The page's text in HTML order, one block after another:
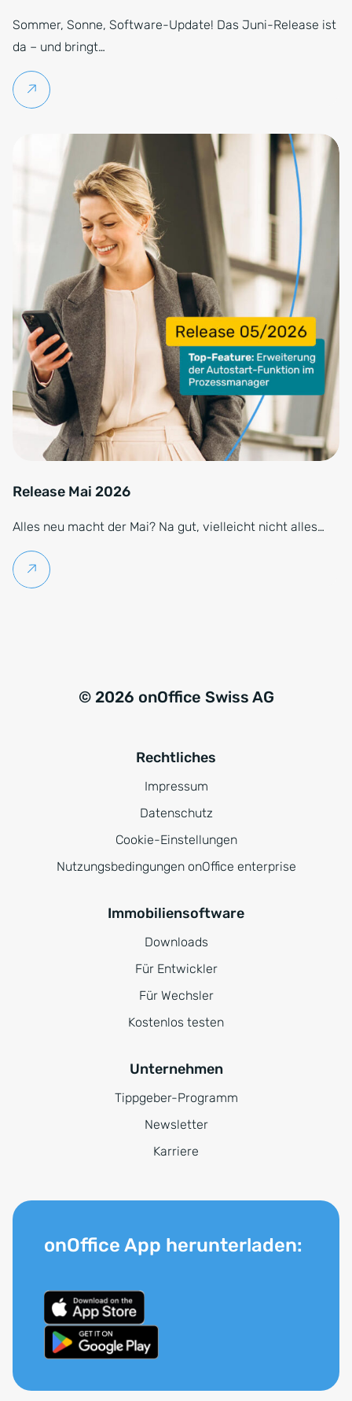
Sommer, Sonne, Software-Update! Das Juni-Release ist
da – und bringt…
Weiterlesen
Release Mai 2026
Alles neu macht der Mai? Na gut, vielleicht nicht alles…
Weiterlesen
© 2026 onOffice Swiss AG
Rechtliches
Impressum
Datenschutz
Cookie-Einstellungen
Nutzungsbedingungen onOffice enterprise
Immobiliensoftware
Downloads
Für Entwickler
Für Wechsler
Kostenlos testen
Unternehmen
Tippgeber-Programm
Newsletter
Karriere
onOffice App herunterladen: